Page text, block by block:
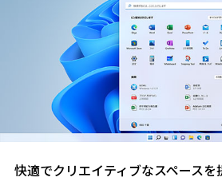
快適でクリエイティブなスペースを